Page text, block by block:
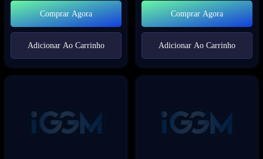
Comprar Agora
Adicionar Ao Carrinho
Comprar Agora
Adicionar Ao Carrinho